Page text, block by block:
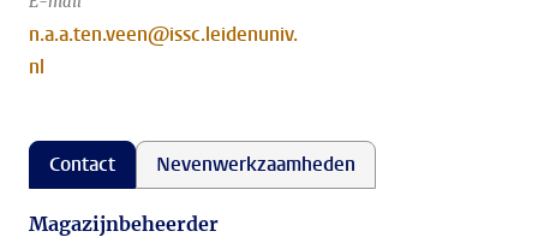
n.a.a.ten.veen@issc.leidenuniv.
nl
Contact Nevenwerkzaamheden
Magazijnbeheerder